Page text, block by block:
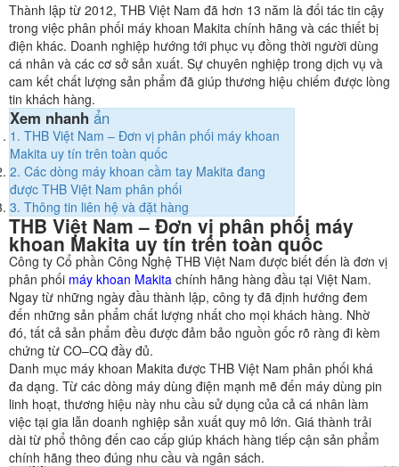
Thành lập từ 2012, THB Việt Nam đã hơn 13 năm là đối tác tin cậy
trong việc phân phối máy khoan Makita chính hãng và các thiết bị
điện khác. Doanh nghiệp hướng tới phục vụ đồng thời người dùng
cá nhân và các cơ sở sản xuất. Sự chuyên nghiệp trong dịch vụ và
cam kết chất lượng sản phẩm đã giúp thương hiệu chiếm được lòng
tin khách hàng.
Xem nhanh ẩn
1. THB Việt Nam – Đơn vị phân phối máy khoan
Makita uy tín trên toàn quốc
2. Các dòng máy khoan cầm tay Makita đang
được THB Việt Nam phân phối
3. Thông tin liên hệ và đặt hàng
THB Việt Nam – Đơn vị phân phối máy
khoan Makita uy tín trên toàn quốc
Công ty Cổ phần Công Nghệ THB Việt Nam được biết đến là đơn vị
phân phối máy khoan Makita chính hãng hàng đầu tại Việt Nam.
Ngay từ những ngày đầu thành lập, công ty đã định hướng đem
đến những sản phẩm chất lượng nhất cho mọi khách hàng. Nhờ
đó, tất cả sản phẩm đều được đảm bảo nguồn gốc rõ ràng đi kèm
chứng từ CO–CQ đầy đủ.
Danh mục máy khoan Makita được THB Việt Nam phân phối khá
đa dạng. Từ các dòng máy dùng điện mạnh mẽ đến máy dùng pin
linh hoạt, thương hiệu này nhu cầu sử dụng của cả cá nhân làm
việc tại gia lẫn doanh nghiệp sản xuất quy mô lớn. Giá thành trải
dài từ phổ thông đến cao cấp giúp khách hàng tiếp cận sản phẩm
chính hãng theo đúng nhu cầu và ngân sách.